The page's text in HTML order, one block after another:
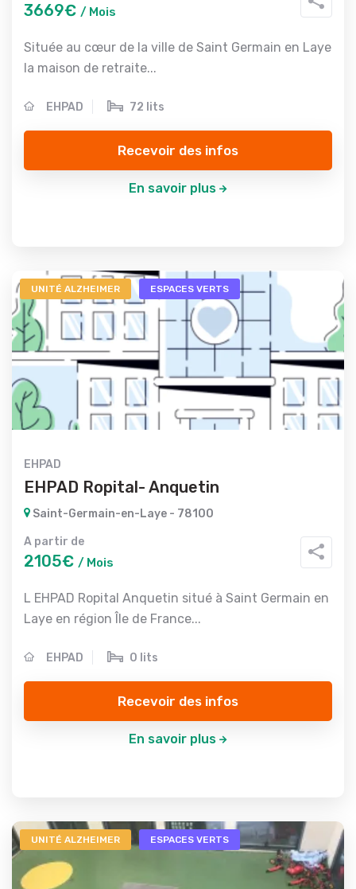
3669€ / Mois
Située au cœur de la ville de Saint Germain en Laye
la maison de retraite...
EHPAD 72 lits
Recevoir des infos
En savoir plus
UNITÉ ALZHEIMER ESPACES VERTS
EHPAD
EHPAD Ropital- Anquetin
Saint-Germain-en-Laye - 78100
A partir de
2105€ / Mois
L EHPAD Ropital Anquetin situé à Saint Germain en
Laye en région Île de France...
EHPAD 0 lits
Recevoir des infos
En savoir plus
UNITÉ ALZHEIMER ESPACES VERTS